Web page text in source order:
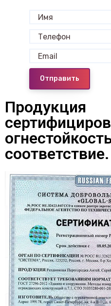
Отправить
Продукция
соответствие.